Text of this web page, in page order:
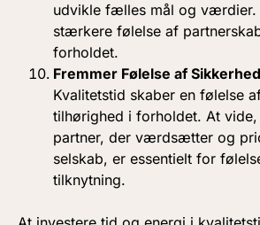
udvikle fælles mål og værdier.
stærkere følelse af
forholdet.
Fremmer Følelse af
Kvalitetstid skaber en følelse
tilhørighed i forholdet. At vide,
partner, der værdsætter og
selskab, er essentielt for
tilknytning.